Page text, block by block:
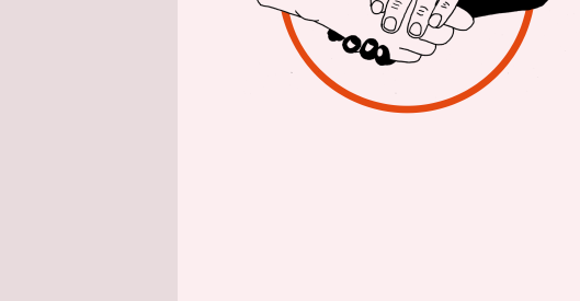
Grundstücken
gefällt. Auf den frei
errichtet werden,
Neuregelung von
Waldflächen zur
Gegen diesen